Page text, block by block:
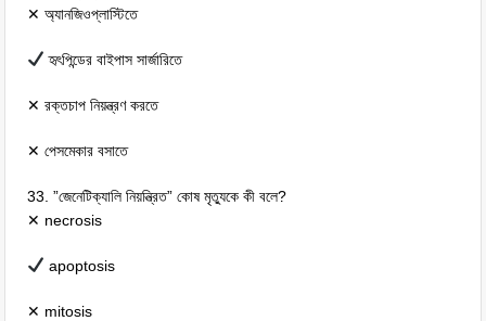
✕ অ্যানজিওপ্লাস্টিতে
হৃৎপিন্ডের বাইপাস সার্জারিতে
✕ রক্তচাপ নিয়ন্ত্রণ করতে
✕ পেসমেকার বসাতে
33. ”জেনেটিক্যালি নিয়ন্ত্রিত” কোষ মৃত্যুকে কী বলে?
✕ necrosis
apoptosis
✕ mitosis